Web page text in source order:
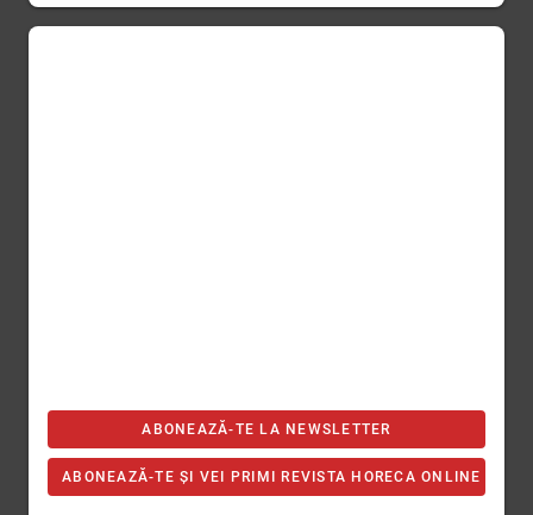
ABONEAZĂ-TE LA NEWSLETTER
ABONEAZĂ-TE ȘI VEI PRIMI REVISTA HORECA ONLINE